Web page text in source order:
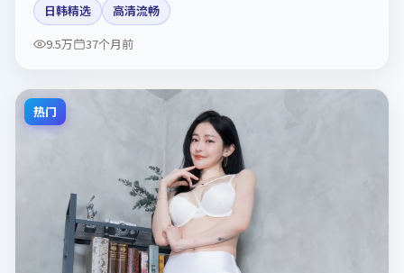
方资料为准。
日韩精选
高清流畅
9.5万
37个月前
热门